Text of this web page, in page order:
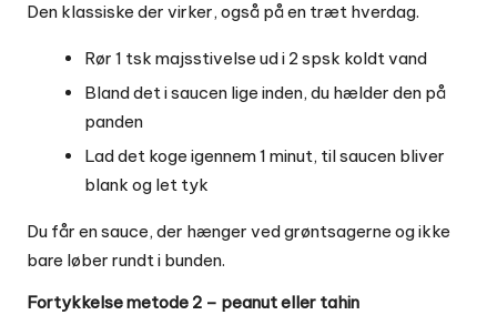
Den klassiske der virker, også på en træt hverdag.
Rør 1 tsk majsstivelse ud i 2 spsk koldt vand
Bland det i saucen lige inden, du hælder den på
panden
Lad det koge igennem 1 minut, til saucen bliver
blank og let tyk
Du får en sauce, der hænger ved grøntsagerne og ikke
bare løber rundt i bunden.
Fortykkelse metode 2 – peanut eller tahin